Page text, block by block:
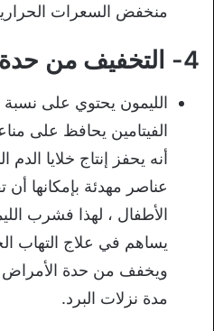
منخفض السعرات
4- التخفيف من حدة الأمراض:
الليمون يحتوي على نسبة
الفيتامين يحافظ على
أنه يحفز إنتاج خلايا
عناصر مهدئة بإمكانها
الأطفال ، لهذا فشرب
يساهم في علاج التهاب
ويخفف من حدة الأمراض
مدة نزلات البرد.